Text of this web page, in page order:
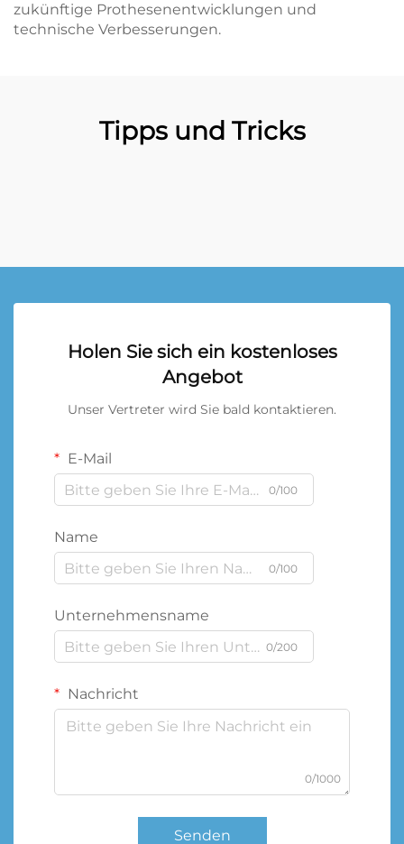
zukünftige Prothesenentwicklungen und
technische Verbesserungen.
Tipps und Tricks
Holen Sie sich ein kostenloses
Angebot
Unser Vertreter wird Sie bald kontaktieren.
E-Mail
0/100
Name
0/100
Unternehmensname
0/200
Nachricht
0/1000
Senden